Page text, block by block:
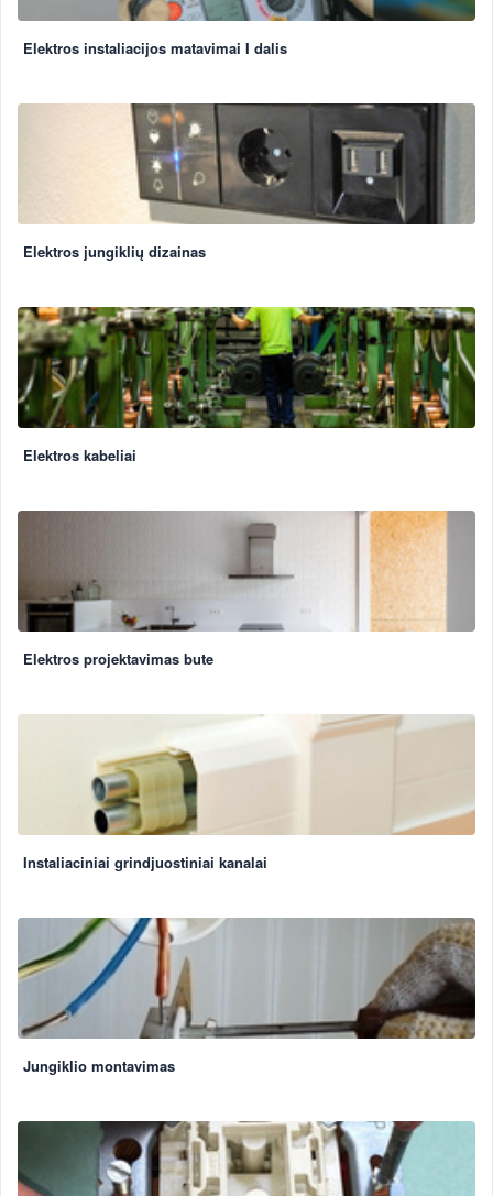
Elektros instaliacijos matavimai I dalis
Elektros jungiklių dizainas
Elektros kabeliai
Elektros projektavimas bute
Instaliaciniai grindjuostiniai kanalai
Jungiklio montavimas